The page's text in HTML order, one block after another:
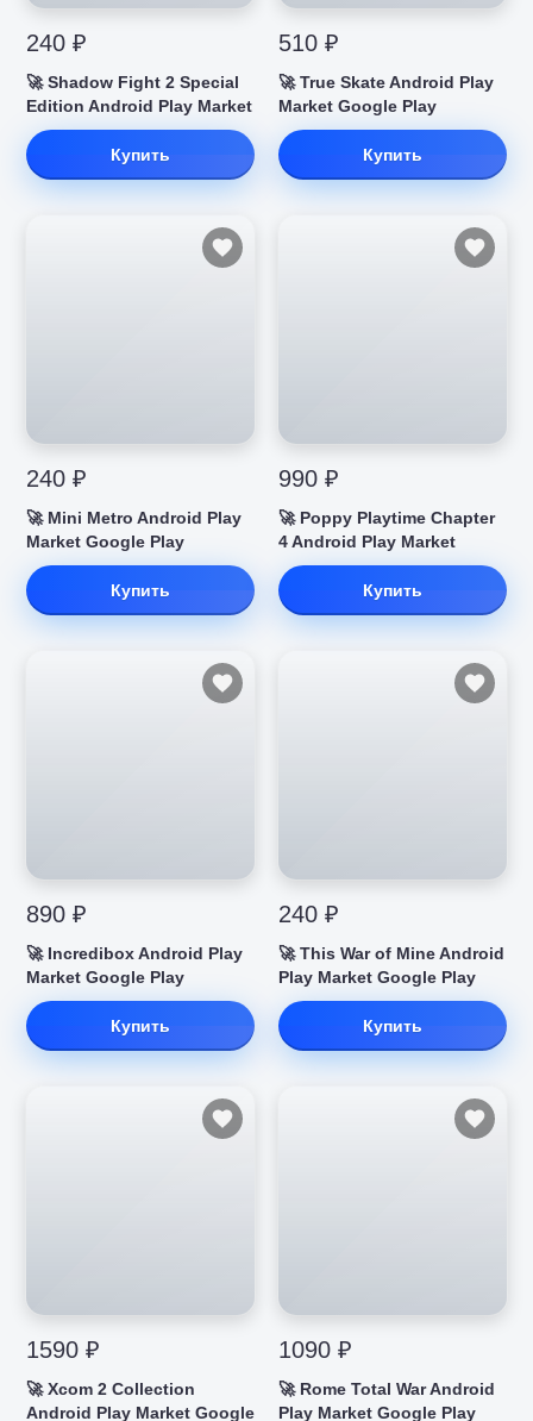
240 ₽
🚀 Shadow Fight 2 Special
Edition Android Play Market
Купить
510 ₽
🚀 True Skate Android Play
Market Google Play
Купить
240 ₽
🚀 Mini Metro Android Play
Market Google Play
Купить
990 ₽
🚀 Poppy Playtime Chapter
4 Android Play Market
Купить
890 ₽
🚀 Incredibox Android Play
Market Google Play
Купить
240 ₽
🚀 This War of Mine Android
Play Market Google Play
Купить
1590 ₽
🚀 Xcom 2 Collection
Android Play Market Google
1090 ₽
🚀 Rome Total War Android
Play Market Google Play